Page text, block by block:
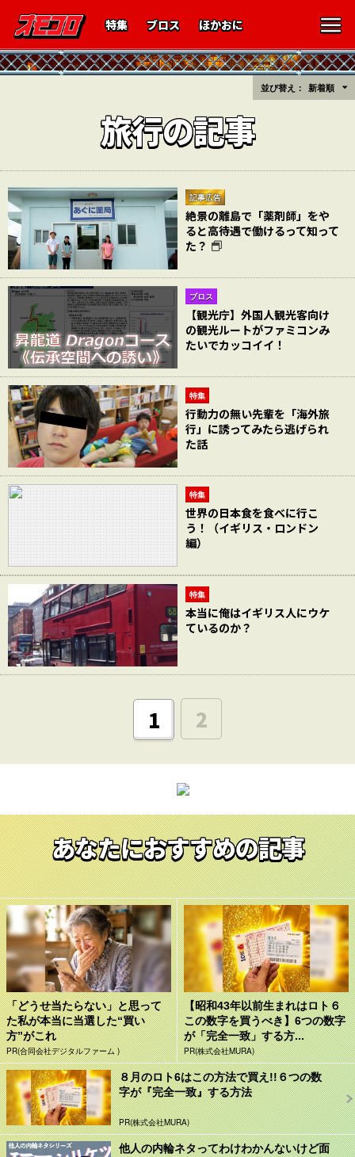
特集 ブロス ほかおに
旅行の記事
並び替え： 新着順
記事広告
絶景の離島で「薬剤師」をや
ると高待遇で働けるって知って
た？
ブロス
【観光庁】外国人観光客向け
の観光ルートがファミコンみ
たいでカッコイイ！
特集
行動力の無い先輩を「海外旅
行」に誘ってみたら逃げられ
た話
特集
世界の日本食を食べに行こ
う！（イギリス・ロンドン
編）
特集
本当に俺はイギリス人にウケ
ているのか？
1 2
あなたにおすすめの記事
「どうせ当たらない」と思って
た私が本当に当選した“買い
方”がこれ
PR(合同会社デジタルファーム )
【昭和43年以前生まれはロト６
この数字を買うべき】6つの数字
が「完全一致」する方...
PR(株式会社MURA)
８月のロト6はこの方法で買え!!６つの数
字が『完全一致』する方法
PR(株式会社MURA)
他人の内輪ネタってわけわかんないけど面